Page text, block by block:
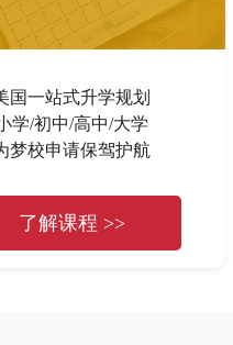
国一站式升学规划
学/初中/高中/大学
梦校申请保驾护航
了解课程 >>